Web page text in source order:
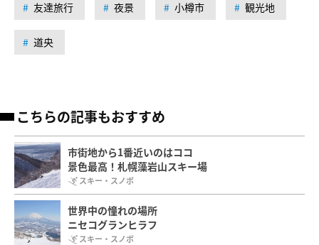
友達旅行 夜景 小樽市 観光地
道央
こちらの記事もおすすめ
市街地から1番近いのはココ
景色最高！札幌藻岩山スキー場
スキー・スノボ
世界中の憧れの場所
ニセコグランヒラフ
スキー・スノボ